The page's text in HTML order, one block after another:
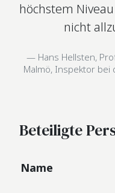
höchstem
nicht
Hans Hellsten,
Malmö, Inspektor bei
Beteiligte
Name